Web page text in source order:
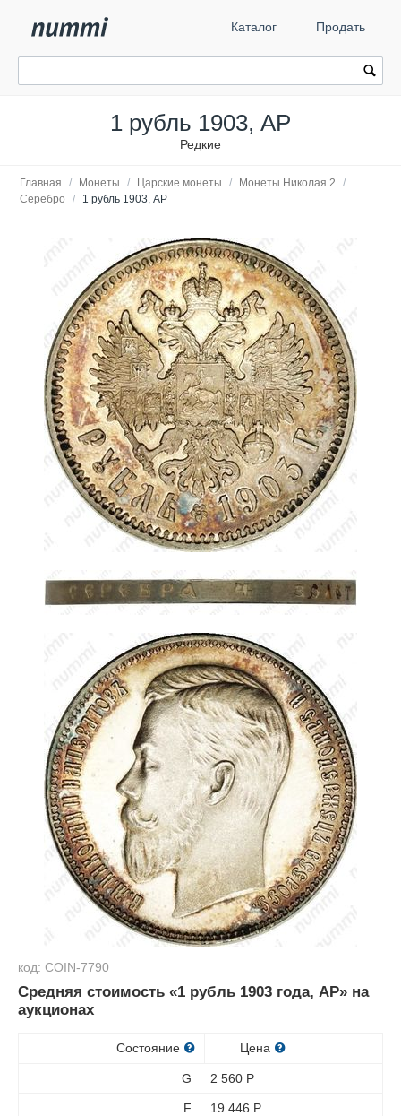
Каталог Продать
1 рубль 1903, АР
Редкие
Главная / Монеты / Царские монеты / Монеты Николая 2
/
Серебро
/ 1 рубль 1903, АР
код: COIN-7790
Средняя стоимость «1 рубль 1903 года, АР» на
аукционах
Состояние Цена
G 2 560 Р
F 19 446 Р